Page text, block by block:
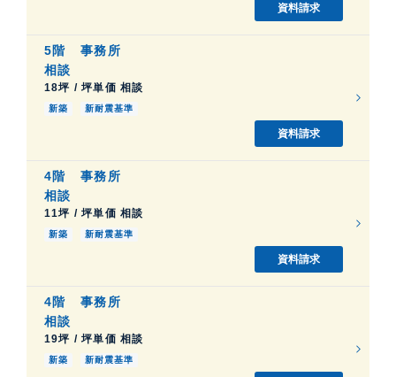
資料請求
5階 事務所
相談
18坪 / 坪単価 相談
新築 新耐震基準
資料請求
4階 事務所
相談
11坪 / 坪単価 相談
新築 新耐震基準
資料請求
4階 事務所
相談
19坪 / 坪単価 相談
新築 新耐震基準